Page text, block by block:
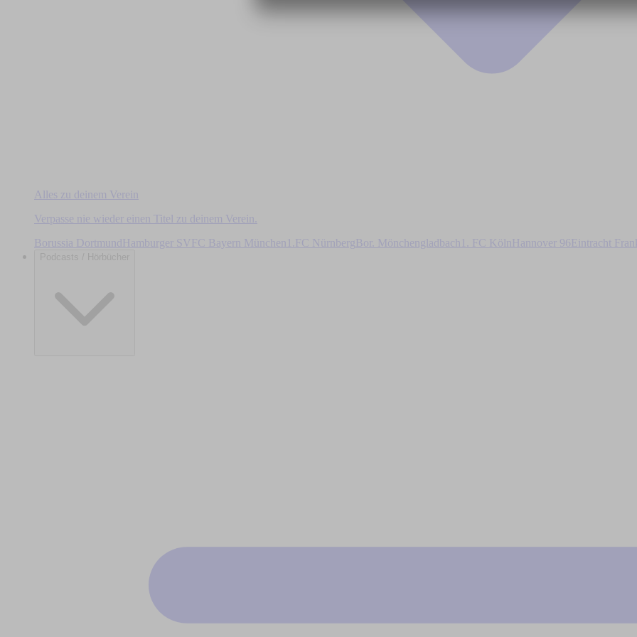
Alles zu deinem Verein
Verpasse nie wieder einen Titel zu deinem Verein.
Borussia DortmundHamburger SV FC Bayern München 1.FC Nürnberg Bor. Mönchengladbach 1. FC Köln Hannover 96Eintracht
Podcasts / Hörbücher